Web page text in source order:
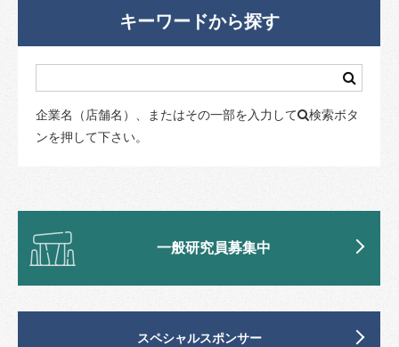
キーワードから探す
企業名（店舗名）、またはその一部を入力して
検索ボタ
ンを押して下さい。
一般研究員募集中
スペシャルスポンサー